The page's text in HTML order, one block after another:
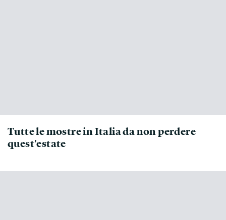
Tutte le mostre in Italia da non perdere
quest'estate